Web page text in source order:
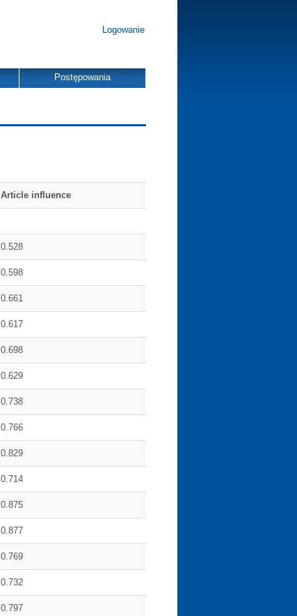
Logowanie
Postępowania
Article influence
0.528
0.598
0.661
0.617
0.698
0.629
0.738
0.766
0.829
0.714
0.875
0.877
0.769
0.732
0.797